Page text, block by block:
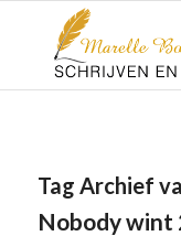
Tag Archief
Nobody wint